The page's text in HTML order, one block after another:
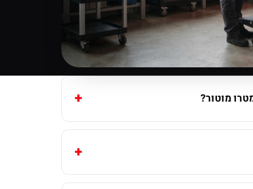
מוטור?